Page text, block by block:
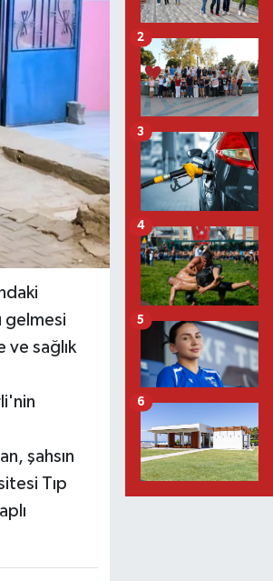
gelmesi
sağlık
şahsın
Tıp
2
3
4
5
6